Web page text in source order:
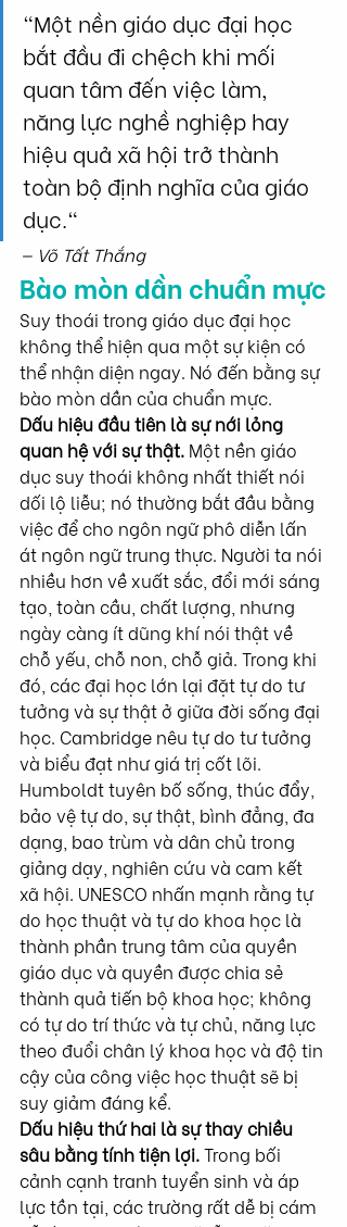
"Một nền giáo dục đại học
bắt đầu đi chệch khi mối
quan tâm đến việc làm,
năng lực nghề nghiệp hay
hiệu quả xã hội trở thành
toàn bộ định nghĩa của giáo
dục."
— Võ Tất Thắng
Bào mòn dần chuẩn mực
Suy thoái trong giáo dục đại học
không thể hiện qua một sự kiện có
thể nhận diện ngay. Nó đến bằng sự
bào mòn dần của chuẩn mực.
Dấu hiệu đầu tiên là sự nới lỏng
quan hệ với sự thật. Một nền giáo
dục suy thoái không nhất thiết nói
dối lộ liễu; nó thường bắt đầu bằng
việc để cho ngôn ngữ phô diễn lấn
át ngôn ngữ trung thực. Người ta nói
nhiều hơn về xuất sắc, đổi mới sáng
tạo, toàn cầu, chất lượng, nhưng
ngày càng ít dũng khí nói thật về
chỗ yếu, chỗ non, chỗ giả. Trong khi
đó, các đại học lớn lại đặt tự do tư
tưởng và sự thật ở giữa đời sống đại
học. Cambridge nêu tự do tư tưởng
và biểu đạt như giá trị cốt lõi.
Humboldt tuyên bố sống, thúc đẩy,
bảo vệ tự do, sự thật, bình đẳng, đa
dạng, bao trùm và dân chủ trong
giảng dạy, nghiên cứu và cam kết
xã hội. UNESCO nhấn mạnh rằng tự
do học thuật và tự do khoa học là
thành phần trung tâm của quyền
giáo dục và quyền được chia sẻ
thành quả tiến bộ khoa học; không
có tự do trí thức và tự chủ, năng lực
theo đuổi chân lý khoa học và độ tin
cậy của công việc học thuật sẽ bị
suy giảm đáng kể.
Dấu hiệu thứ hai là sự thay chiều
sâu bằng tính tiện lợi. Trong bối
cảnh cạnh tranh tuyển sinh và áp
lực tồn tại, các trường rất dễ bị cám